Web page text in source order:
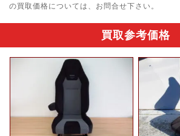
の買取価格については、お問合せ下さい。
買取参考価格